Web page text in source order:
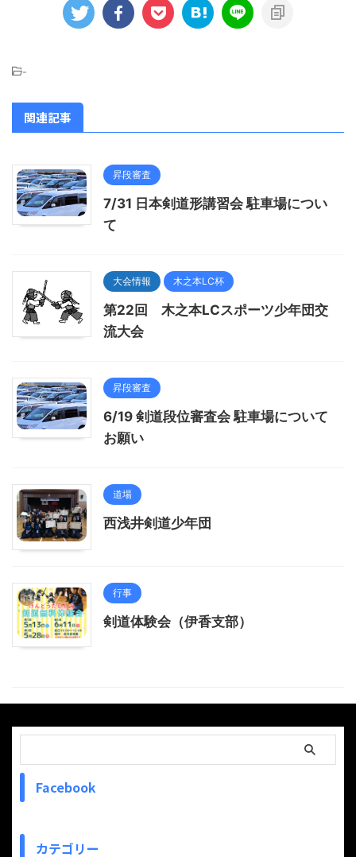
-
関連記事
昇段審査
7/31 日本剣道形講習会 駐車場につい
て
大会情報 木之本LC杯
第22回 木之本LCスポーツ少年団交
流大会
昇段審査
6/19 剣道段位審査会 駐車場について
お願い
道場
西浅井剣道少年団
行事
剣道体験会（伊香支部）
Facebook
カテゴリー